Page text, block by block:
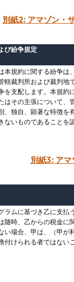
別紙2: アマゾン・
び紛争規定
本規約に関する紛争
轄裁判所および裁判
を支配します。本規
はその主張について
、独自、顕著な特徴
ないものであることを
別紙3: ア
ラムに基づき乙に支
随時、乙からの税金
い場合、甲は、（甲
付けられる者ではな